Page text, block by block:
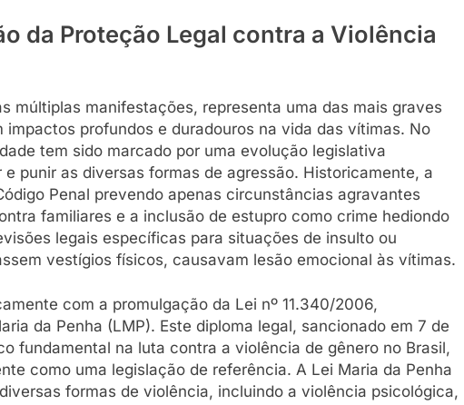
da Proteção Legal contra a Violência
múltiplas manifestações, representa uma das mais graves
profundos e duradouros na vida das vítimas. No
tem sido marcado por uma evolução legislativa
punir as diversas formas de agressão. Historicamente, a
Penal prevendo apenas circunstâncias agravantes
familiares e a inclusão de estupro como crime hediondo
legais específicas para situações de insulto ou
vestígios físicos, causavam lesão emocional às vítimas.
com a promulgação da Lei nº 11.340/2006,
da Penha (LMP). Este diploma legal, sancionado em 7 de
fundamental na luta contra a violência de gênero no Brasil,
como uma legislação de referência. A Lei Maria da Penha
formas de violência, incluindo a violência psicológica,